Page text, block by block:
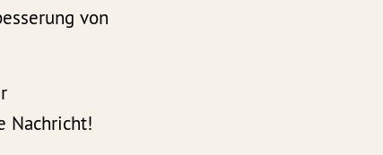
von
Nachricht!